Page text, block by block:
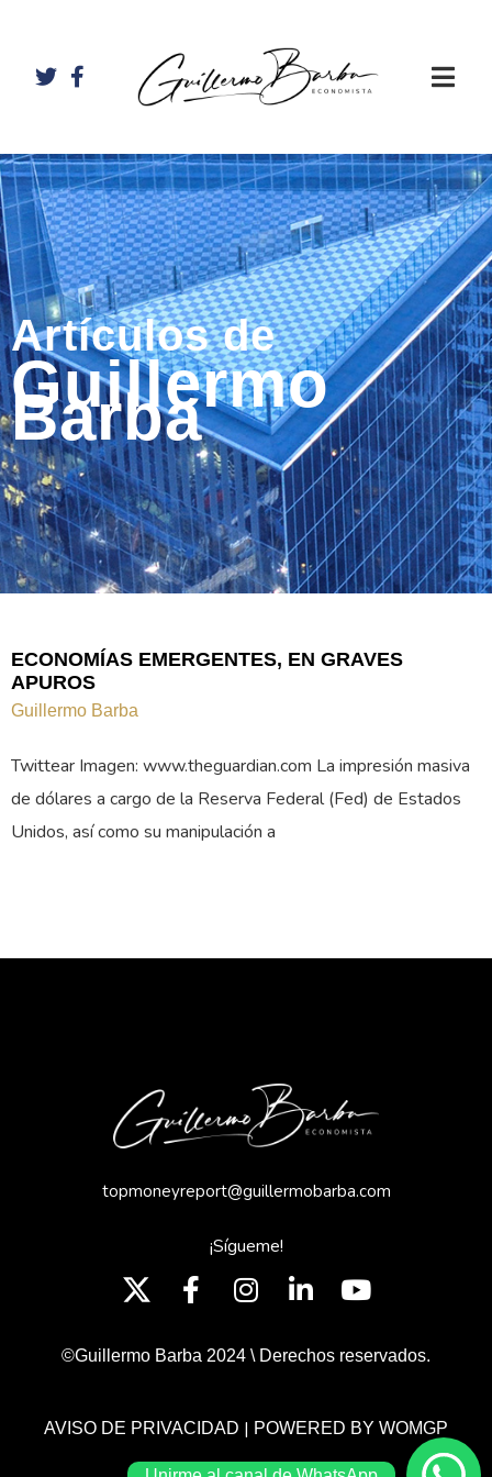
Artículos de
Guillermo
Barba
ECONOMÍAS EMERGENTES, EN GRAVES
APUROS
Guillermo Barba
Twittear Imagen: www.theguardian.com La impresión masiva
de dólares a cargo de la Reserva Federal (Fed) de Estados
Unidos, así como su manipulación a
topmoneyreport@guillermobarba.com
¡Sígueme!
©Guillermo Barba 2024 \ Derechos reservados.
AVISO DE PRIVACIDAD | POWERED BY WOMGP